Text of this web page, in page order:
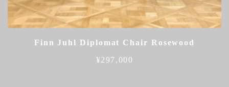
Finn Juhl Diplomat Chair Rosewood
¥297,000